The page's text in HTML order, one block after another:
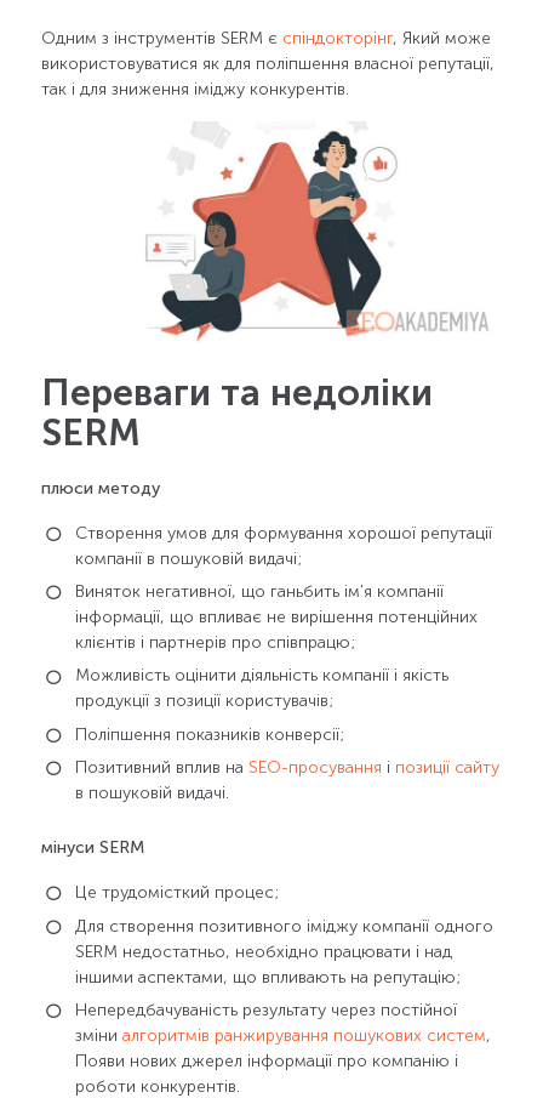
Одним з інструментів SERM є спіндокторінг, Який може
використовуватися як для поліпшення власної репутації,
так і для зниження іміджу конкурентів.
Переваги та недоліки
SERM
плюси методу
Створення умов для формування хорошої репутації
компанії в пошуковій видачі;
Виняток негативної, що ганьбить ім'я компанії
інформації, що впливає не вирішення потенційних
клієнтів і партнерів про співпрацю;
Можливість оцінити діяльність компанії і якість
продукції з позиції користувачів;
Поліпшення показників конверсії;
Позитивний вплив на SEO-просування і позиції сайту
в пошуковій видачі.
мінуси SERM
Це трудомісткий процес;
Для створення позитивного іміджу компанії одного
SERM недостатньо, необхідно працювати і над
іншими аспектами, що впливають на репутацію;
Непередбачуваність результату через постійної
зміни алгоритмів ранжирування пошукових систем,
Появи нових джерел інформації про компанію і
роботи конкурентів.